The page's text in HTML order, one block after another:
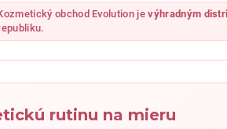
spodmienkami ochrany osobných údajov.
obchod Evolution jevýhradným
rutinu na mieru